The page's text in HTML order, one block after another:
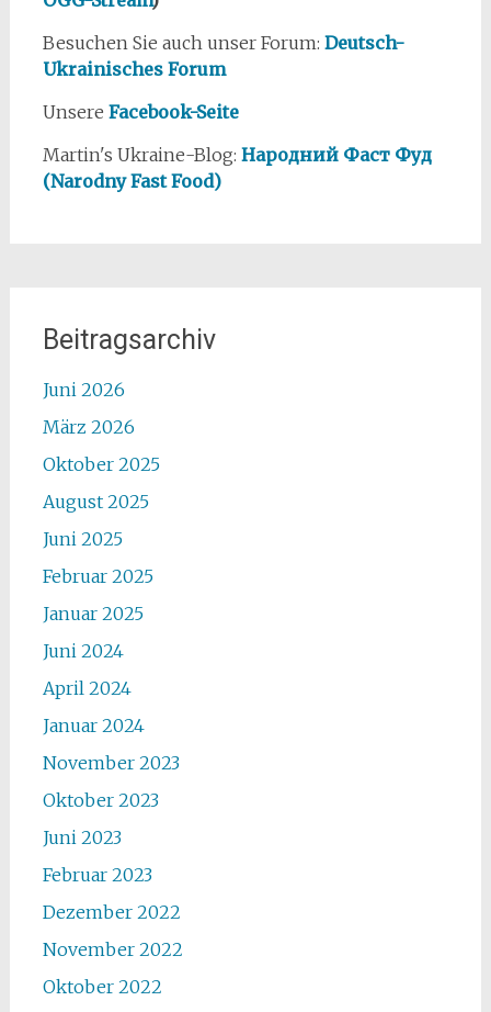
Besuchen Sie auch unser Forum: Deutsch-
Ukrainisches Forum
Unsere Facebook-Seite
Martin's Ukraine-Blog: Народний Фаст Фуд
(Narodny Fast Food)
Beitragsarchiv
Juni 2026
März 2026
Oktober 2025
August 2025
Juni 2025
Februar 2025
Januar 2025
Juni 2024
April 2024
Januar 2024
November 2023
Oktober 2023
Juni 2023
Februar 2023
Dezember 2022
November 2022
Oktober 2022